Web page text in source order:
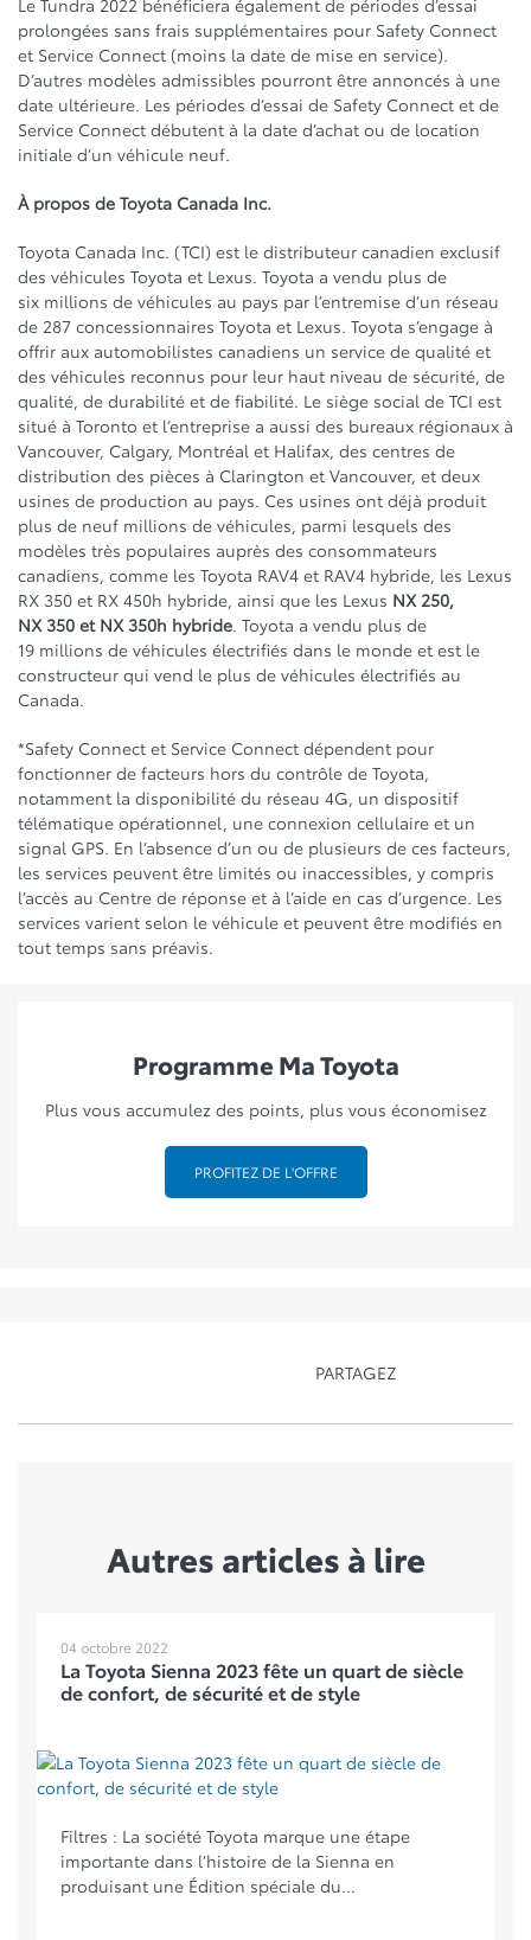
prolongées sans frais supplémentaires pour Safety Connect
et Service Connect (moins la date de mise en service).
D’autres modèles admissibles pourront être annoncés à une
date ultérieure. Les périodes d’essai de Safety Connect et de
Service Connect débutent à la date d’achat ou de location
initiale d’un véhicule neuf.
À propos de Toyota Canada Inc.
Toyota Canada Inc. (TCI) est le distributeur canadien exclusif
des véhicules Toyota et Lexus. Toyota a vendu plus de
six millions de véhicules au pays par l’entremise d’un réseau
de 287 concessionnaires Toyota et Lexus. Toyota s’engage à
offrir aux automobilistes canadiens un service de qualité et
des véhicules reconnus pour leur haut niveau de sécurité, de
qualité, de durabilité et de fiabilité. Le siège social de TCI est
situé à Toronto et l’entreprise a aussi des bureaux régionaux à
Vancouver, Calgary, Montréal et Halifax, des centres de
distribution des pièces à Clarington et Vancouver, et deux
usines de production au pays. Ces usines ont déjà produit
plus de neuf millions de véhicules, parmi lesquels des
modèles très populaires auprès des consommateurs
canadiens, comme les Toyota RAV4 et RAV4 hybride, les Lexus
RX 350 et RX 450h hybride, ainsi que les Lexus NX 250,
NX 350 et NX 350h hybride. Toyota a vendu plus de
19 millions de véhicules électrifiés dans le monde et est le
constructeur qui vend le plus de véhicules électrifiés au
Canada.
*Safety Connect et Service Connect dépendent pour
fonctionner de facteurs hors du contrôle de Toyota,
notamment la disponibilité du réseau 4G, un dispositif
télématique opérationnel, une connexion cellulaire et un
signal GPS. En l’absence d’un ou de plusieurs de ces facteurs,
les services peuvent être limités ou inaccessibles, y compris
l’accès au Centre de réponse et à l’aide en cas d’urgence. Les
services varient selon le véhicule et peuvent être modifiés en
tout temps sans préavis.
Programme Ma Toyota
Plus vous accumulez des points, plus vous économisez
PROFITEZ DE L'OFFRE
PARTAGEZ
Autres articles à lire
04 octobre 2022
La Toyota Sienna 2023 fête un quart de siècle
de confort, de sécurité et de style
Filtres : La société ​Toyota marque une étape
importante dans l’histoire de la Sienna en
produisant une Édition spéciale du...